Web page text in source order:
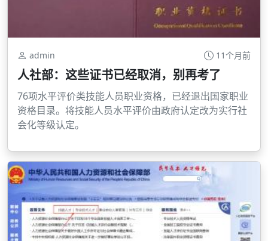
admin 11个月前
人社部：这些证书已经取消，别再考了
76项水平评价类技能人员职业资格，已经退出国家职业
资格目录。将技能人员水平评价由政府认定改为实行社
会化等级认定。